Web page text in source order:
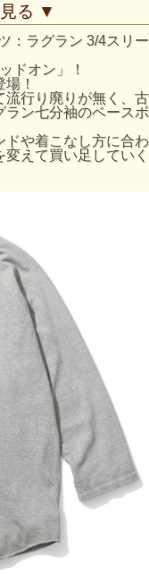
を使用し、ネックリ
テッチを使用した、
ベースボールＴシャ
げているため胴周り
っきりと軽やかで、
な雰囲気を印象付
せ、カットオフをロ
れいな発色が特徴
で着回しやすく上品
特な濃淡のある色合
を楽しむことができ
XLサイズは丸胴編
縫製が入っていま
事により霜降りグレ
います。
袖丈（脇下～
袖口） (cm)
63
65
る ▼
：ラグラン 3/4スリー
ドオン」！
！
流行り廃りが無く、古
ラン七分袖のベースボ
ドや着こなし方に合わ
えて買い足していく